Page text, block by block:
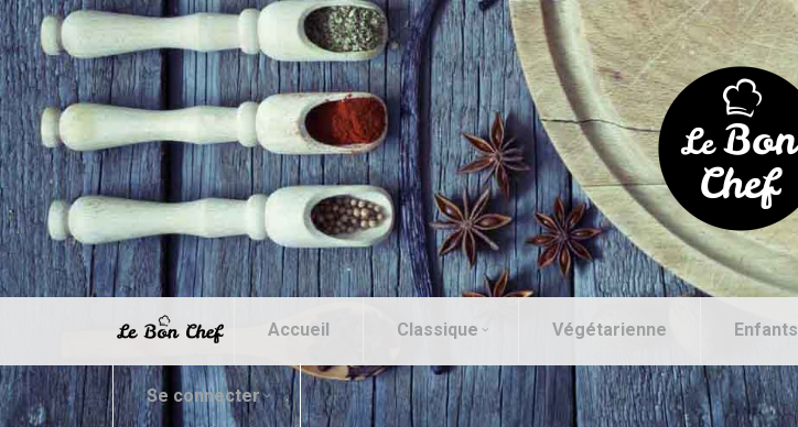
Accueil Classique Végétarienne Enfants
Se connecter